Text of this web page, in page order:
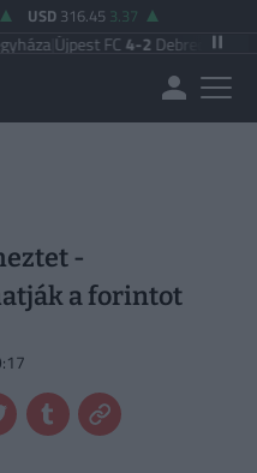
USD 316.45 3.37
FC4-2Debreceni VSC
-
a forintot